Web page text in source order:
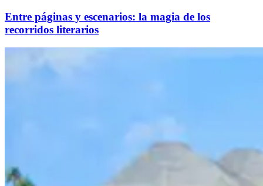
Entre páginas y escenarios: la magia de los
recorridos literarios